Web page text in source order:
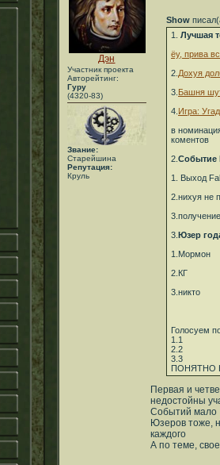
Дэн
Участник проекта
Авторейтинг:
Гуру
(4320-83)
Звание:
Старейшина
Репутация:
Круль
Show
1. Лучшая
ёу, прива
2. Дохуя
3. Башня
4. Игра:
в
коментов
2. Событие
1. Выход
2.нихуя не
3. Юзер
1.Мормон
2.КГ
3.никто
Голосуем
1.1
2.2
3.3
ПОНЯТНО
Первая и
недостойны
Событий мало
Юзеров тоже,
каждого
А по теме,